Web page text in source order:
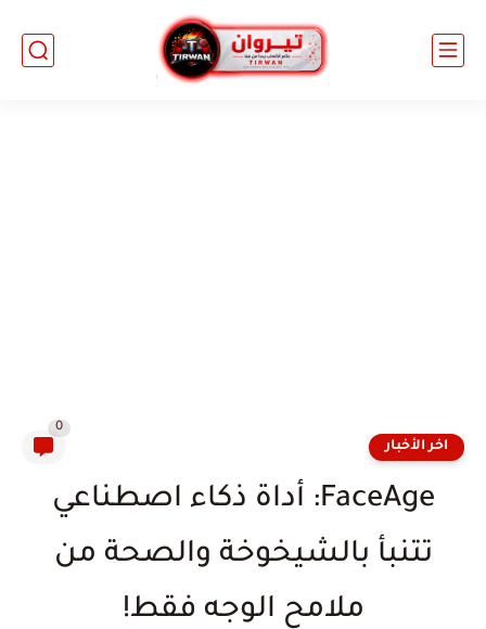
اخر الأخبار
0
FaceAge: أداة ذكاء اصطناعي
تتنبأ بالشيخوخة والصحة من
ملامح الوجه فقط!